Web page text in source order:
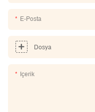
E-Posta
Dosya
Içerik